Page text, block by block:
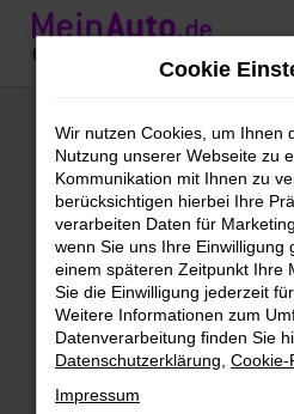
Zum
Hauptinhalt
VW Autos
leasen,
MeinAuto
erstklassiger
Hast du Lust auf ein
Fahrzeug? Dann freu
Cookie
Wir nutzen Cookies, um Ihnen
Nutzung unserer Webseite zu
Kommunikation mit Ihnen zu
berücksichtigen hierbei Ihre
verarbeiten Daten für
wenn Sie uns Ihre Einwilligung
einem späteren Zeitpunkt Ihre
Sie die Einwilligung jederzeit
Weitere Informationen zum
Datenverarbeitung finden Sie
Datenschutzerklärung Cookie-
Impressum